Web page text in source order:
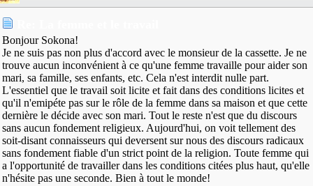
Bonjour Sokona!
Je ne suis pas non plus d'accord avec le monsieur de la cassette. Je ne
trouve aucun inconvénient à ce qu'une femme travaille pour aider son
mari, sa famille, ses enfants, etc. Cela n'est interdit nulle part.
L'essentiel que le travail soit licite et fait dans des conditions licites et
qu'il n'emipéte pas sur le rôle de la femme dans sa maison et que cette
dernière le décide avec son mari. Tout le reste n'est que du discours
sans aucun fondement religieux. Aujourd'hui, on voit tellement des
soit-disant connaisseurs qui deversent sur nous des discours radicaux
sans fondement fiable d'un strict point de la religion. Toute femme qui
a l'opportunité de travailler dans les conditions citées plus haut, qu'elle
n'hésite pas une seconde. Bien à tout le monde!